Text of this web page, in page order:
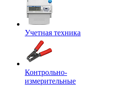
Учетная техника
Контрольно-
измерительные